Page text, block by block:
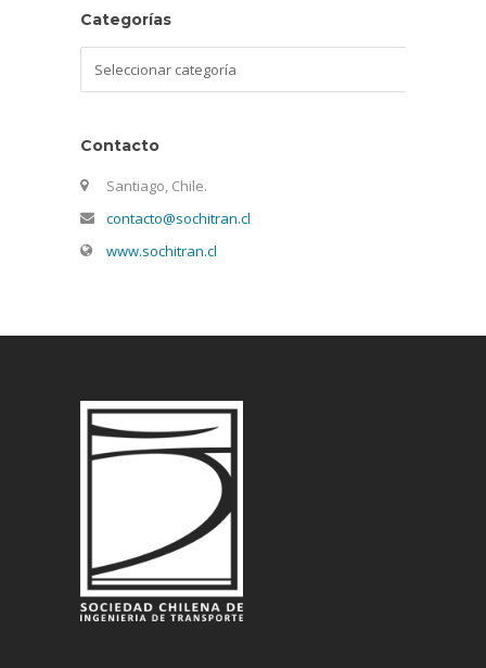
Categorías
Contacto
Santiago, Chile.
contacto@sochitran.cl
www.sochitran.cl